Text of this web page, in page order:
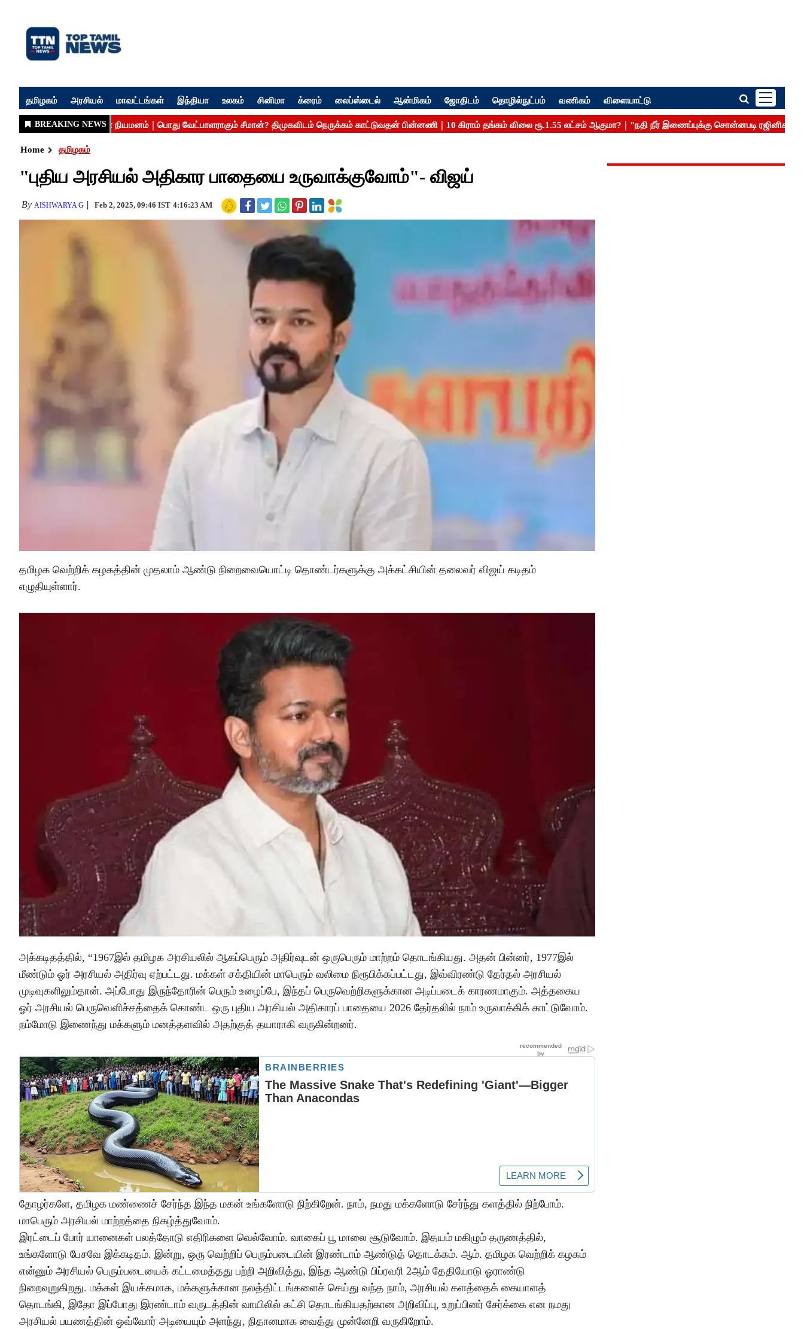
தமிழகம் அரசியல் மாவட்டங்கள் இந்தியா உலகம் சினிமா க்ரைம் லைப்ஸ்டைல் ஆன்மிகம் ஜோதிடம் தொழில்நுட்பம் வணிகம் விளையாட்டு
Home தமிழகம்
"புதிய அரசியல் அதிகார பாதையை உருவாக்குவோம்"- விஜய்
By AISHWARYA G Feb 2, 2025, 09:46 IST 4:16:23 AM
தமிழக வெற்றிக் கழகத்தின் முதலாம் ஆண்டு நிறைவையொட்டி தொண்டர்களுக்கு அக்கட்சியின் தலைவர் விஜய் கடிதம்
எழுதியுள்ளார்.
அக்கடிதத்தில், “1967இல் தமிழக அரசியலில் ஆகப்பெரும் அதிர்வுடன் ஒருபெரும் மாற்றம் தொடங்கியது. அதன் பின்னர், 1977இல்
மீண்டும் ஓர் அரசியல் அதிர்வு ஏற்பட்டது. மக்கள் சக்தியின் மாபெரும் வலிமை நிரூபிக்கப்பட்டது, இவ்விரண்டு தேர்தல் அரசியல்
முடிவுகளிலும்தான். அப்போது இருந்தோரின் பெரும் உழைப்பே, இந்தப் பெருவெற்றிகளுக்கான அடிப்படைக் காரணமாகும். அத்தகைய
ஓர் அரசியல் பெருவெளிச்சத்தைக் கொண்ட ஒரு புதிய அரசியல் அதிகாரப் பாதையை 2026 தேர்தலில் நாம் உருவாக்கிக் காட்டுவோம்.
நம்மோடு இணைந்து மக்களும் மனத்தளவில் அதற்குத் தயாராகி வருகின்றனர்.
தோழர்களே, தமிழக மண்ணைச் சேர்ந்த இந்த மகன் உங்களோடு நிற்கிறேன். நாம், நமது மக்களோடு சேர்ந்து களத்தில் நிற்போம்.
மாபெரும் அரசியல் மாற்றத்தை நிகழ்த்துவோம்.
இரட்டைப் போர் யானைகள் பலத்தோடு எதிரிகளை வெல்வோம். வாகைப் பூ மாலை சூடுவோம். இதயம் மகிழும் தருணத்தில்,
உங்களோடு பேசவே இக்கடிதம். இன்று, ஒரு வெற்றிப் பெரும்படையின் இரண்டாம் ஆண்டுத் தொடக்கம். ஆம். தமிழக வெற்றிக் கழகம்
என்னும் அரசியல் பெரும்படையைக் கட்டமைத்தது பற்றி அறிவித்து, இந்த ஆண்டு பிப்ரவரி 2ஆம் தேதியோடு ஓராண்டு
நிறைவுறுகிறது. மக்கள் இயக்கமாக, மக்களுக்கான நலத்திட்டங்களைச் செய்து வந்த நாம், அரசியல் களத்தைக் கையாளத்
தொடங்கி, இதோ இப்போது இரண்டாம் வருடத்தின் வாயிலில் கட்சி தொடங்கியதற்கான அறிவிப்பு, உறுப்பினர் சேர்க்கை என நமது
அரசியல் பயணத்தின் ஒவ்வோர் அடியையும் அளந்து, நிதானமாக வைத்து முன்னேறி வருகிறோம்.